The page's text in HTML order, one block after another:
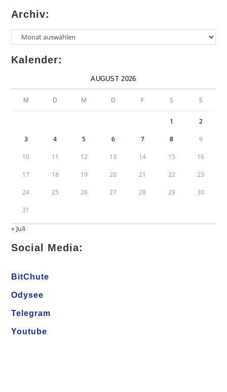
Archiv:
Kalender:
AUGUST 2026
M D M D F S S
1 2
3 4 5 6 7 8 9
10 11 12 13 14 15 16
17 18 19 20 21 22 23
24 25 26 27 28 29 30
31
« Juli
Social Media:
BitChute
Odysee
Telegram
Youtube